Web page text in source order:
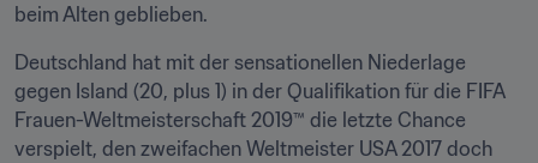
beim Alten geblieben.
Deutschland hat mit der sensationellen Niederlage
gegen Island (20, plus 1) in der Qualifikation für die FIFA
Frauen-Weltmeisterschaft 2019™ die letzte Chance
verspielt, den zweifachen Weltmeister USA 2017 doch